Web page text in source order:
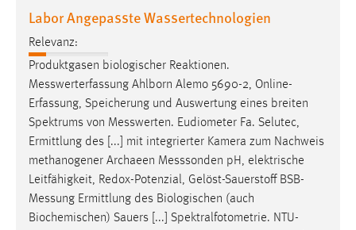
Labor Angepasste Wassertechnologien
Relevanz:
Produktgasen biologischer Reaktionen.
Messwerterfassung Ahlborn Alemo 5690-2, Online-
Erfassung, Speicherung und Auswertung eines breiten
Spektrums von Messwerten. Eudiometer Fa. Selutec,
Ermittlung des [...] mit integrierter Kamera zum Nachweis
methanogener Archaeen Messsonden pH, elektrische
Leitfähigkeit, Redox-Potenzial, Gelöst-Sauerstoff BSB-
Messung Ermittlung des Biologischen (auch
Biochemischen) Sauers [...] Spektralfotometrie. NTU-